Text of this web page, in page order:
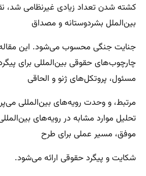
کشته شدن تعداد زیادی غیرنظامی
بین‌الملل بشردوستانه و مصداق
جنایت جنگی محسوب می‌شود. این
چارچوب‌های حقوقی بین‌المللی برای
مسئول، پروتکل‌های ژنو و الحاقی
مرتبط، و وحدت رویه‌های بین‌المللی
تحلیل موارد مشابه در رویه‌های
موفق، مسیر عملی برای طرح
شکایت و پیگرد حقوقی ارائه می‌شود.